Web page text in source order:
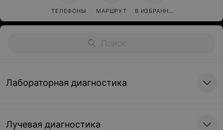
ТЕЛЕФОНЫ МАРШРУТ В ИЗБРАННОЕ
Лабораторная диагностика
Лучевая диагностика